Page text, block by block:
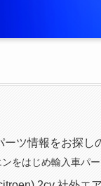
ーツ情報をお探し
をはじめ輸入車パ